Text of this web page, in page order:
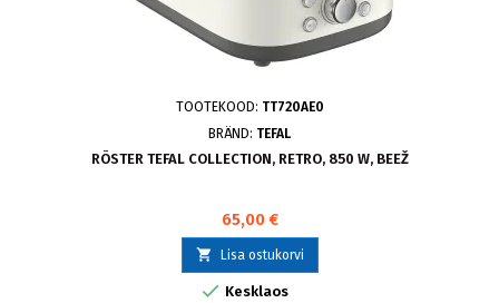
TOOTEKOOD: TT720AE0
BRÄND: TEFAL
RÖSTER TEFAL COLLECTION, RETRO, 850 W, BEEŽ
65,00 €
 Lisa ostukorvi
 Kesklaos